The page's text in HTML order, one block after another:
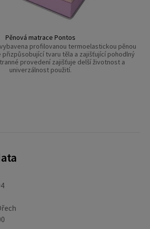
Pěnová matrace Pontos
profilovanou termoelastickou pěnou
přizpůsobující tvaru těla a zajišťující pohodlný
provedení zajišťuje delší životnost a
univerzálnost použití.